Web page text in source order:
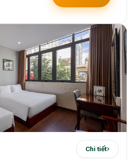
Chi tiết